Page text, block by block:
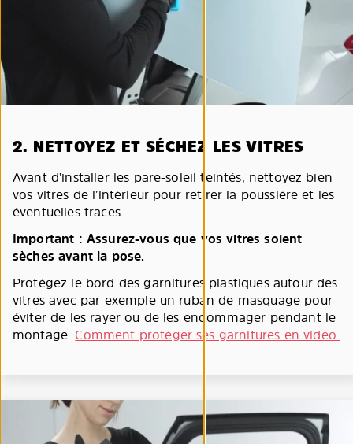
2. NETTOYEZ ET SÉCHEZ LES VITRES
Avant d’installer les pare-soleil teintés, nettoyez bien
vos vitres de l’intérieur pour retirer la poussière et les
éventuelles traces.
Important : Assurez-vous que vos vitres soient
sèches avant la pose.
Protégez le bord des garnitures plastiques autour des
vitres avec par exemple un ruban de masquage pour
éviter de les rayer ou de les endommager pendant le
montage. Comment protéger ses garnitures en vidéo.